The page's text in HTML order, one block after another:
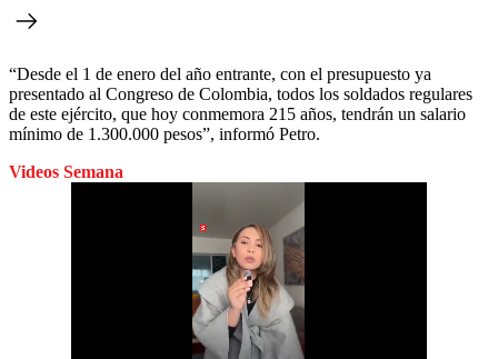
“Desde el 1 de enero del año entrante, con el presupuesto ya
presentado al Congreso de Colombia, todos los soldados regulares
de este ejército, que hoy conmemora 215 años, tendrán un salario
mínimo de 1.300.000 pesos”, informó Petro.
Videos Semana